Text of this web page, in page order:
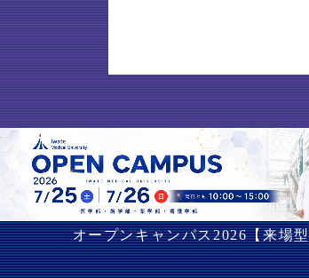
オープンキャンパス2026【来場